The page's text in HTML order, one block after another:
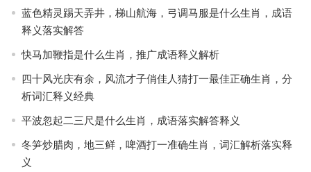
蓝色精灵踢天弄井，梯山航海，弓调马服是什么生肖，成语
释义落实解答
快马加鞭指是什么生肖，推广成语释义解析
四十风光庆有余，风流才子俏佳人猜打一最佳正确生肖，分
析词汇释义经典
平波忽起二三尺是什么生肖，成语落实解答释义
冬笋炒腊肉，地三鲜，啤酒打一准确生肖，词汇解析落实释
义